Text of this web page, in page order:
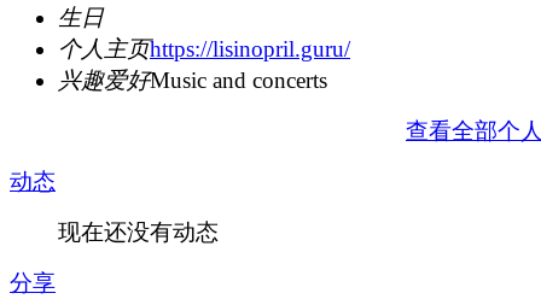
生日
个人主页https://lisinopril.guru/
兴趣爱好Music and concerts
查看全部个
动态
现在还没有动态
分享